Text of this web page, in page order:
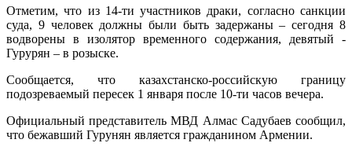
Отметим, что из 14-ти участников драки, согласно санкции
суда, 9 человек должны были быть задержаны – сегодня 8
водворены в изолятор временного содержания, девятый -
Гурурян – в розыске.
Сообщается, что казахстанско-российскую границу
подозреваемый пересек 1 января после 10-ти часов вечера.
Официальный представитель МВД Алмас Садубаев сообщил,
что бежавший Гурунян является гражданином Армении.